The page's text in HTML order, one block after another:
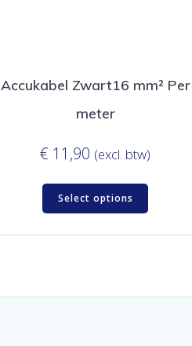
Accukabel Zwart16 mm² Per
meter
€ 11,90 (excl. btw)
Select options